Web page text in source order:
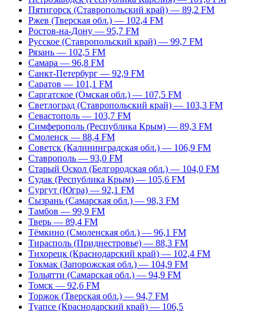
Пятигорск (Ставропольский край) — 89,2 FM
Ржев (Тверская обл.) — 102,4 FM
Ростов-на-Дону — 95,7 FM
Русское (Ставропольский край) — 99,7 FM
Рязань — 102,5 FM
Самара — 96,8 FM
Санкт-Петербург — 92,9 FM
Саратов — 101,1 FM
Саргатское (Омская обл.) — 107,5 FM
Светлоград (Ставропольский край) — 103,3 FM
Севастополь — 103,7 FM
Симферополь (Республика Крым) — 89,3 FM
Смоленск — 88,4 FM
Советск (Калининградская обл.) — 106,9 FM
Ставрополь — 93,0 FM
Старый Оскол (Белгородская обл.) — 104,0 FM
Судак (Республика Крым) — 105,6 FM
Сургут (Югра) — 92,1 FM
Сызрань (Самарская обл.) — 98,3 FM
Тамбов — 99,9 FM
Тверь — 89,4 FM
Тёмкино (Смоленская обл.) — 96,1 FM
Тирасполь (Приднестровье) — 88,3 FM
Тихорецк (Краснодарский край) — 102,4 FM
Токмак (Запорожская обл.) — 104,9 FM
Тольятти (Самарская обл.) — 94,9 FM
Томск — 92,6 FM
Торжок (Тверская обл.) — 94,7 FM
Туапсе (Краснодарский край) — 106,5